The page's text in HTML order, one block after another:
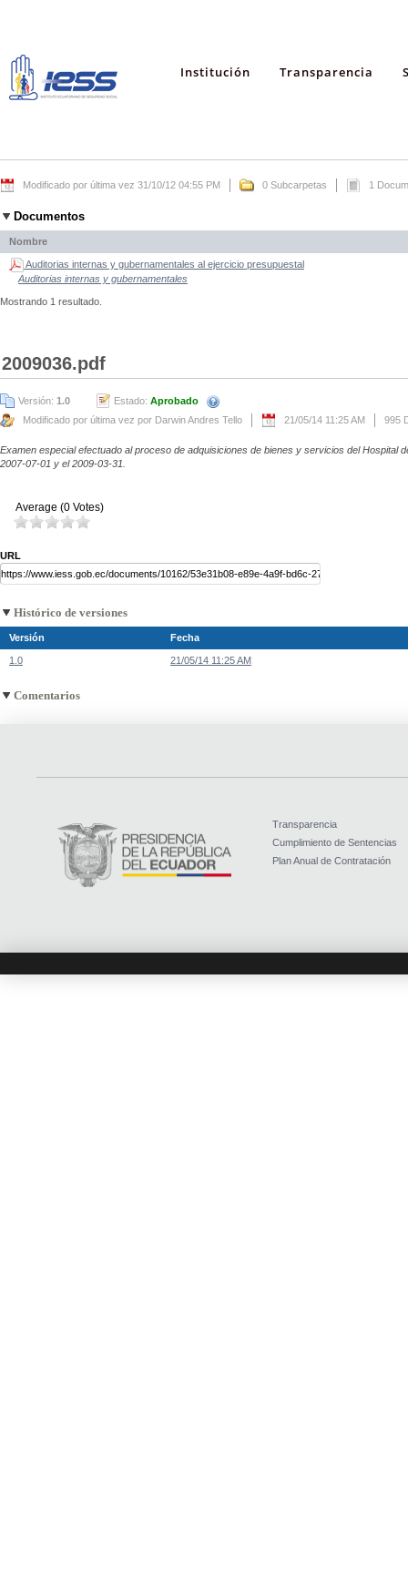
Institución Transparencia
Modificado por última vez 31/10/12 04:55 PM 0 Subcarpetas 1
Documentos
Nombre
Auditorias internas y gubernamentales al ejercicio presupuestal
Auditorias internas y gubernamentales
Mostrando 1 resultado.
2009036.pdf
Versión: 1.0 Estado: Aprobado
Modificado por última vez por Darwin Andres Tello
21/05/14 11:25 AM 995
Examen especial efectuado al proceso de adquisiciones de bienes y servicios del Hospital
2007-07-01 y el 2009-03-31.
Average (0 Votes)
URL
Histórico de versiones
Versión Fecha
1.0 21/05/14 11:25 AM
Comentarios
Transparencia
Cumplimiento de Sentencias
Plan Anual de Contratación